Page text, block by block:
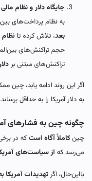
جایگاه دلار و نظام
به نظام پرداخت‌های
بعد، تلاش کرده تا
حجم تراکنش‌های
تراکنش‌های مبتنی بر
اگر این روند ادامه یابد،
به دلار آمریکا را به حداقل برساند.
چگونه چین به فشارهای
چینکاملاً آگاه استکه در
می‌رسد که از سیاست‌های
بااین‌حال، اگرتهدیدات آمریکا